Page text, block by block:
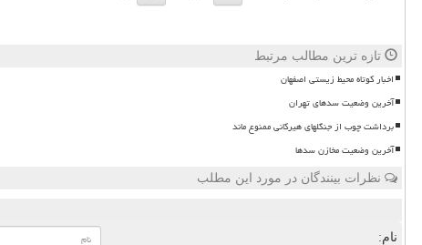
تازه ترین مطالب مرتبط
اخبار کوتاه محیط زیستی اصفهان
آخرین وضعیت سدهای تهران
برداشت چوب از جنگلهای هیرکانی ممنوع ماند
آخرین وضعیت مخازن سدها
نظرات بینندگان در مورد این مطلب
نام: